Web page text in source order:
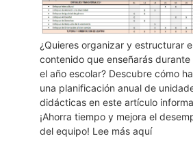
¿Quieres organizar y estructurar
contenido que enseñarás
el año escolar? Descubre cómo
una planificación anual de
didácticas en este artículo
¡Ahorra tiempo y mejora el
del equipo! Lee más aquí